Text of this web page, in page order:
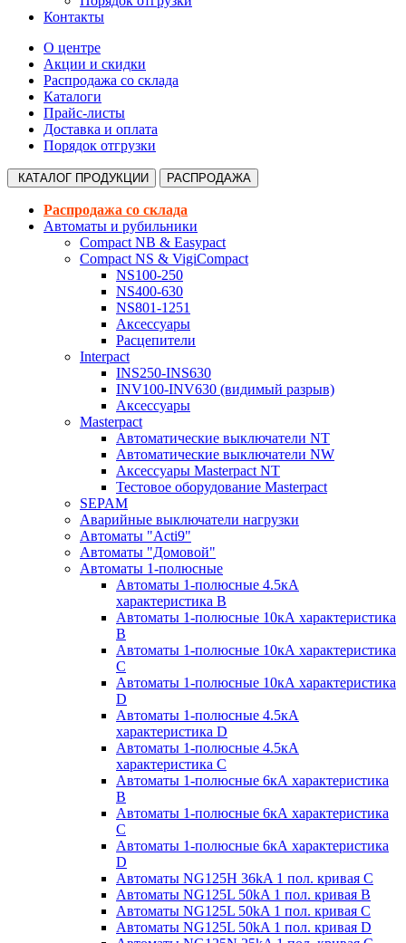
Контакты
О центре
Акции и скидки
Распродажа со склада
Каталоги
Прайс-листы
Доставка и оплата
Порядок отгрузки
КАТАЛОГ ПРОДУКЦИИ РАСПРОДАЖА
Распродажа со склада
Автоматы и рубильники
Compact NB & Easypact
Compact NS & VigiCompact
NS100-250
NS400-630
NS801-1251
Аксессуары
Расцепители
Interpact
INS250-INS630
INV100-INV630 (видимый разрыв)
Аксессуары
Masterpact
Автоматические выключатели NT
Автоматические выключатели NW
Аксессуары Masterpact NT
Тестовое оборудование Masterpact
SEPAM
Аварийные выключатели нагрузки
Автоматы "Acti9"
Автоматы "Домовой"
Автоматы 1-полюсные
Автоматы 1-полюсные 4.5кА
характеристика В
Автоматы 1-полюсные 10кА характеристика
B
Автоматы 1-полюсные 10кА характеристика
C
Автоматы 1-полюсные 10кА характеристика
D
Автоматы 1-полюсные 4.5кА
характеристика D
Автоматы 1-полюсные 4.5кА
характеристика С
Автоматы 1-полюсные 6кА характеристика
B
Автоматы 1-полюсные 6кА характеристика
C
Автоматы 1-полюсные 6кА характеристика
D
Автоматы NG125H 36kA 1 пол. кривая C
Автоматы NG125L 50kA 1 пол. кривая B
Автоматы NG125L 50kA 1 пол. кривая C
Автоматы NG125L 50kA 1 пол. кривая D